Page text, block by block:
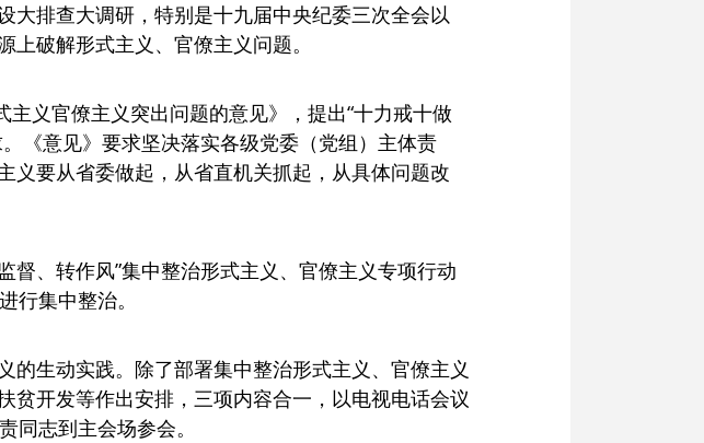
大排查大调研，特别是十九届中央纪委三次全会以
破解形式主义、官僚主义问题。
义官僚主义突出问题的意见》，提出“十力戒十做
《意见》要求坚决落实各级党委（党组）主体责
义要从省委做起，从省直机关抓起，从具体问题改
督、转作风”集中整治形式主义、官僚主义专项行动
行集中整治。
生动实践。除了部署集中整治形式主义、官僚主义
开发等作出安排，三项内容合一，以电视电话会议
同志到主会场参会。